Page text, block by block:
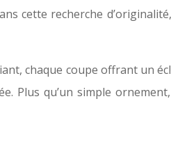
cette recherche
chaque coupe offrant un
Plus qu’un simple